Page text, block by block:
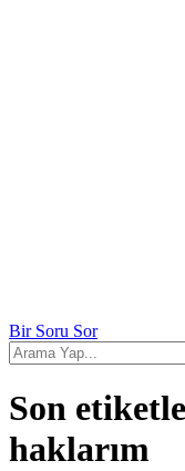
Bir Soru Sor
Son
haklarım